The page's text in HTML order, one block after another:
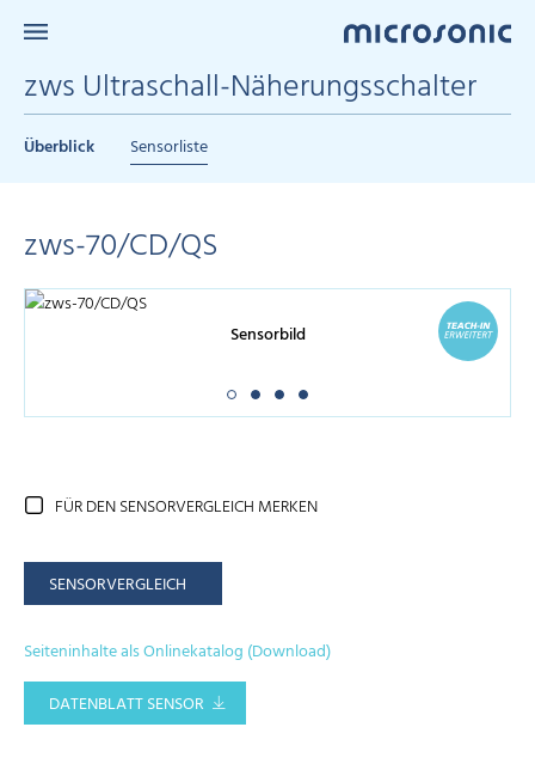
zws Ultraschall-Näherungsschalter
Überblick Sensorliste
zws-70/CD/QS
Sensorbild
FÜR DEN SENSORVERGLEICH MERKEN
SENSORVERGLEICH
Seiteninhalte als Onlinekatalog (Download)
DATENBLATT SENSOR